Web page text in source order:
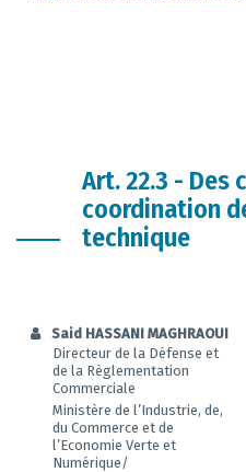
Art. 22.3 - Des
coordination
technique
Said HASSANI MAGHRAOUI
Directeur de la Défense et
de la Règlementation
Commerciale
Ministère de l’Industrie, de,
du Commerce et de
l’Economie Verte et
Numérique/